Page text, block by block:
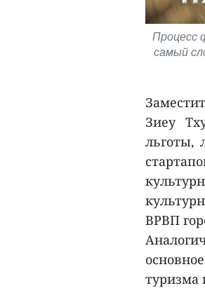
Процесс
самый
Зиеу
льготы,
ВРВП
туризма